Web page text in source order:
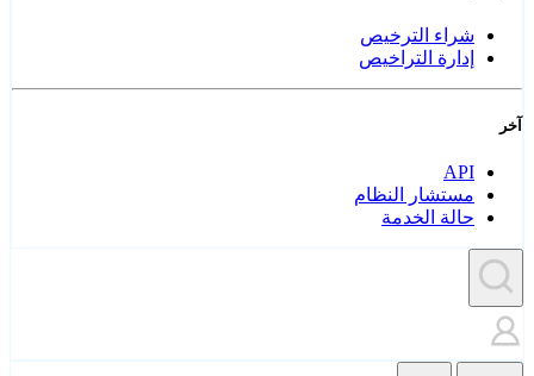
شراء الترخيص
إدارة التراخيص
آخر
API
مستشار النظام
حالة الخدمة